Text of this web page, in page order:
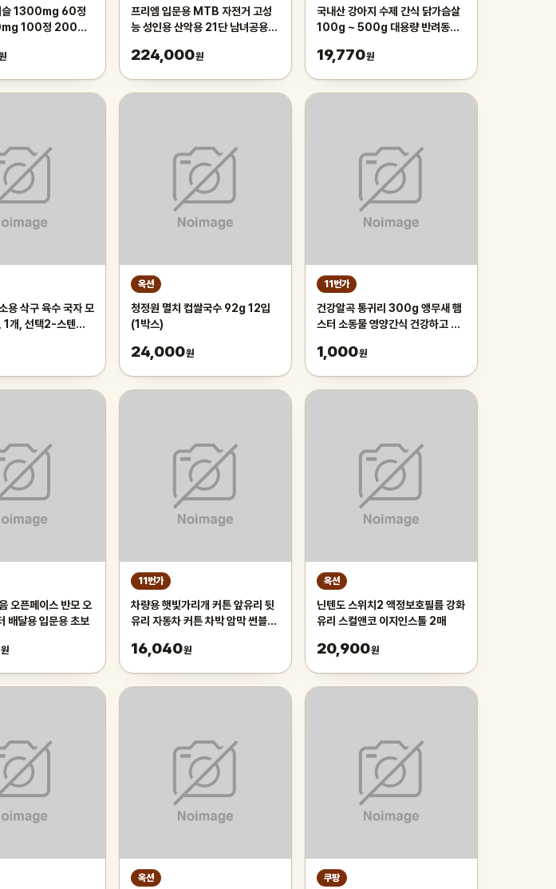
슬 1300mg 60정
100정 200정
프리엠 입문용 MTB 자전거 고성
능 성인용 산악용 21단 남녀공용
175cm, 그레이 오렌지/21단/26
224,000원
국내산 강아지 수제 간식 닭가슴살
100g ~ 500g 대용량 반려동물
개
19,770원
용 삭구 육수 국자 모
1개, 선택2-스텐파
옥션
청정원 멸치 컵쌀국수 92g 12입
(1박스)
24,000원
11번가
건강알곡 통귀리 300g 앵무새 햄
스터 소동물 영양간식 건강하고 깨
1,000원
오픈페이스 반모 오
배달용 입문용 초보
원
11번가
차량용 햇빛가리개 커튼 앞유리 뒷
유리 자동차 커튼 차박 암막 썬블라
유리햇
16,040원
옥션
닌텐도 스위치2 액정보호필름 강화
유리 스컬앤코 이지인스톨 2매
20,900원
옥션 쿠팡